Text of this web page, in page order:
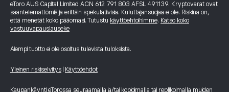
eToro AUS Capital Limited ACN 612 791 803 AFSL 491139. Kryptovarat ovat
sääntelemättömiä ja erittäin spekulatiivisia. Kuluttajansuojaa ei ole. Riskinä on,
että menetät koko pääomasi. Tutustu käyttöehtoihimme. Katso koko
vastuuvapauslauseke
Aiempi tuotto ei ole osoitus tulevista tuloksista.
Yleinen riskiselvitys Käyttöehdot
Kaupankäynti eTorossa seuraamalla ja/tai kopioimalla tai replikoimalla muiden